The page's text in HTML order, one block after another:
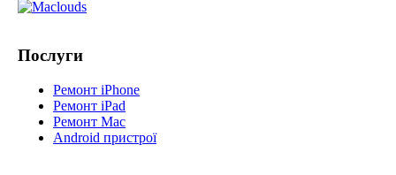
Послуги
Ремонт iPhone
Ремонт iPad
Ремонт Mac
Android пристрої